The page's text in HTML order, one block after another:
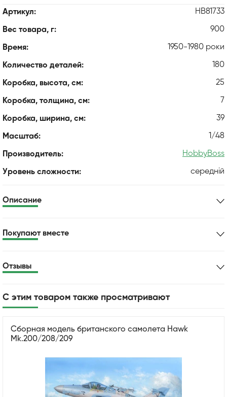
Артикул: HB81733
Вес товара, г: 900
Время: 1950-1980 роки
Количество деталей: 180
Коробка, высота, см: 25
Коробка, толщина, см: 7
Коробка, ширина, см: 39
Масштаб: 1/48
Производитель: HobbyBoss
Уровень сложности: середній
Описание
Покупают вместе
Отзывы
С этим товаром также просматривают
Сборная модель британского самолета Hawk
Mk.200/208/209